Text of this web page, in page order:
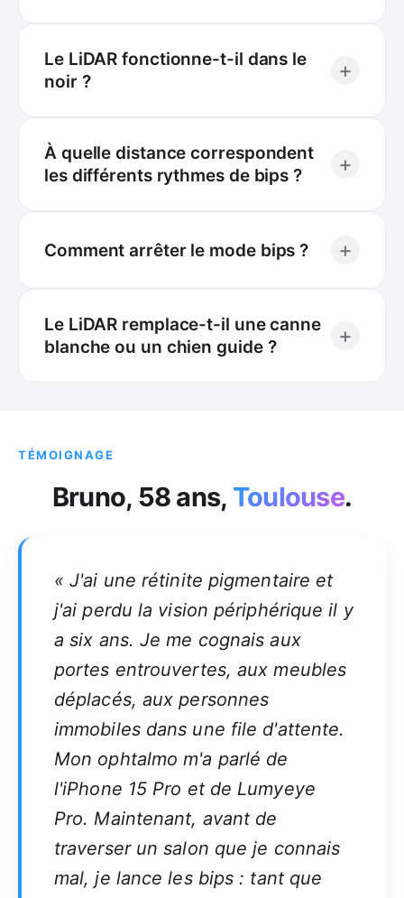
Le LiDAR fonctionne-t-il dans le
noir ?
+
À quelle distance correspondent
les différents rythmes de bips ?
+
Comment arrêter le mode bips ? +
Le LiDAR remplace-t-il une canne
blanche ou un chien guide ?
+
TÉMOIGNAGE
Bruno, 58 ans, Toulouse.
« J'ai une rétinite pigmentaire et
j'ai perdu la vision périphérique il y
a six ans. Je me cognais aux
portes entrouvertes, aux meubles
déplacés, aux personnes
immobiles dans une file d'attente.
Mon ophtalmo m'a parlé de
l'iPhone 15 Pro et de Lumyeye
Pro. Maintenant, avant de
traverser un salon que je connais
mal, je lance les bips : tant que